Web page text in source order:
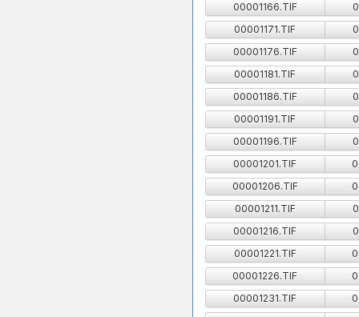
00001166.TIF
00001171.TIF
00001176.TIF
00001181.TIF
00001186.TIF
00001191.TIF
00001196.TIF
00001201.TIF
00001206.TIF
00001211.TIF
00001216.TIF
00001221.TIF
00001226.TIF
00001231.TIF